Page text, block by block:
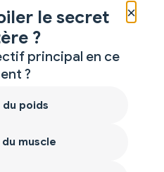
×
le secret
?
principal en ce
?
poids
muscle